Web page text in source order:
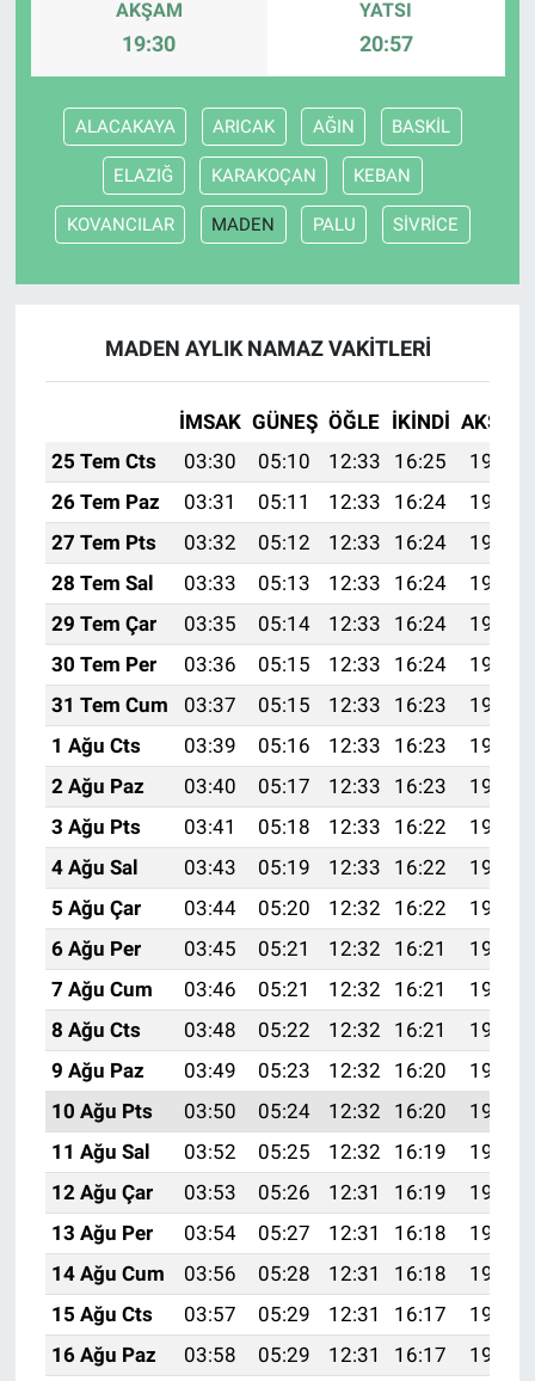
AKŞAM
19:30
YATSI
20:57
ALACAKAYA ARICAK AĞIN BASKİL
ELAZIĞ KARAKOÇAN KEBAN
KOVANCILAR MADEN PALU SİVRİCE
MADEN AYLIK NAMAZ VAKITLERI
İMSAK GÜNEŞ ÖĞLE İKINDI AKŞAM
25 Tem Cts
03:30 05:10 12:33 16:25
19:46
26 Tem Paz
03:31 05:11 12:33 16:24
19:45
27 Tem Pts
03:32 05:12 12:33 16:24
19:44
28 Tem Sal
03:33 05:13 12:33 16:24
19:43
29 Tem Çar
03:35 05:14 12:33 16:24
19:42
30 Tem Per
03:36 05:15 12:33 16:24
19:41
31 Tem Cum
03:37 05:15 12:33 16:23
19:40
1 Ağu Cts
03:39 05:16 12:33 16:23
19:39
2 Ağu Paz
03:40 05:17 12:33 16:23
19:38
3 Ağu Pts
03:41 05:18 12:33 16:22
19:37
4 Ağu Sal
03:43 05:19 12:33 16:22
19:36
5 Ağu Çar
03:44 05:20 12:32 16:22
19:35
6 Ağu Per
03:45 05:21 12:32 16:21
19:34
7 Ağu Cum
03:46 05:21 12:32 16:21
19:33
8 Ağu Cts
03:48 05:22 12:32 16:21
19:32
9 Ağu Paz
03:49 05:23 12:32 16:20
19:31
10 Ağu Pts
03:50 05:24 12:32 16:20
19:30
11 Ağu Sal
03:52 05:25 12:32 16:19
19:28
12 Ağu Çar
03:53 05:26 12:31 16:19
19:27
13 Ağu Per
03:54 05:27 12:31 16:18
19:26
14 Ağu Cum
03:56 05:28 12:31 16:18
19:25
15 Ağu Cts
03:57 05:29 12:31 16:17
19:23
16 Ağu Paz
03:58 05:29 12:31 16:17
19:22